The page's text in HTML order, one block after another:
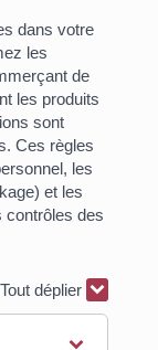
dans votre
les
de
les produits
sont
Ces règles
les
et les
contrôles des
Tout déplier